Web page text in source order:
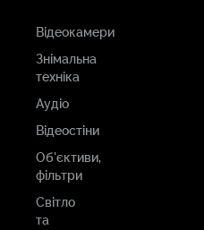
Відеокамери
Знімальна
техніка
Аудіо
Відеостіни
Об'єктиви,
фільтри
Світло
та